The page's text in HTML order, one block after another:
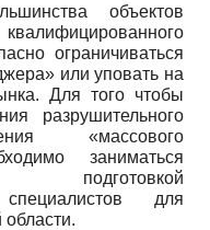
объектов
ограничиваться
или уповать на
Для того чтобы
разрушительного
«массового
заниматься
подготовкой
специалистов для